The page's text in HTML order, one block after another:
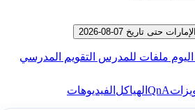
حتى تاريخ 07-08-2026
ملفات للمدرس التقويم المدرسي
QnAالهياكلالفيديوهات